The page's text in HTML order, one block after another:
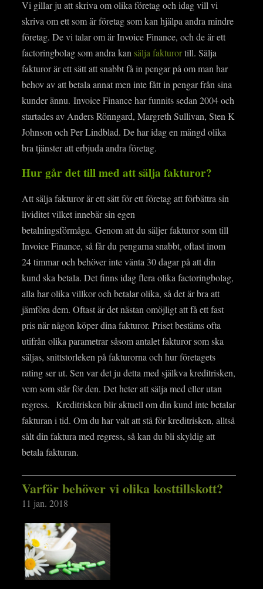
Vi gillar ju att skriva om olika företag och idag vill vi
skriva om ett som är företag som kan hjälpa andra mindre
företag. De vi talar om är Invoice Finance, och de är ett
factoringbolag som andra kan sälja fakturortill. Sälja
fakturor är ett sätt att snabbt få in pengar på om man har
behov av att betala annat men inte fått in pengar från sina
kunder ännu. Invoice Finance har funnits sedan 2004 och
startades av Anders Rönngard, Margreth Sullivan, Sten K
Johnson och Per Lindblad. De har idag en mängd olika
bra tjänster att erbjuda andra företag.
Hur går det till med att sälja fakturor?
Att sälja fakturor är ett sätt för ett företag att förbättra sin
lividitet vilket innebär sin egen
betalningsförmåga. Genom att du säljer fakturor som till
Invoice Finance, så får du pengarna snabbt, oftast inom
24 timmar och behöver inte vänta 30 dagar på att din
kund ska betala. Det finns idag flera olika factoringbolag,
alla har olika villkor och betalar olika, så det är bra att
jämföra dem. Oftast är det nästan omöjligt att få ett fast
pris när någon köper dina fakturor. Priset bestäms ofta
utifrån olika parametrar såsom antalet fakturor som ska
säljas, snittstorleken på fakturorna och hur företagets
rating ser ut. Sen var det ju detta med själkva kreditrisken,
vem som står för den. Det heter att sälja med eller utan
regress. Kreditrisken blir aktuell om din kund inte betalar
fakturan i tid. Om du har valt att stå för kreditrisken, alltså
sålt din faktura med regress, så kan du bli skyldig att
betala fakturan.
Varför behöver vi olika kosttillskott?
11 jan. 2018